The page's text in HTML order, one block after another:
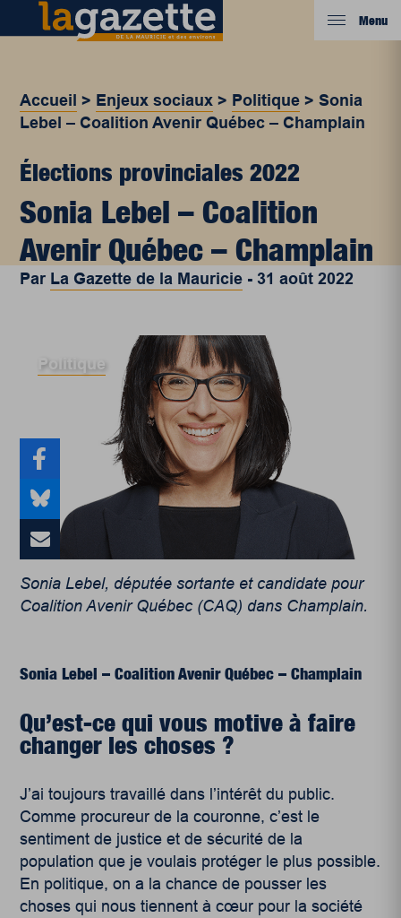
Menu
Accueil > Enjeux sociaux > Politique >Sonia
Lebel – Coalition Avenir Québec – Champlain
Élections provinciales 2022
Sonia Lebel – Coalition
Avenir Québec – Champlain
Par La Gazette de la Mauricie -31 août 2022
Politique
Sonia Lebel, députée sortante et candidate pour
Coalition Avenir Québec (CAQ) dans Champlain.
Sonia Lebel – Coalition Avenir Québec – Champlain
Qu’est-ce qui vous motive à faire
changer les choses ?
J’ai toujours travaillé dans l’intérêt du public.
Comme procureur de la couronne, c’est le
sentiment de justice et de sécurité de la
population que je voulais protéger le plus possible.
En politique, on a la chance de pousser les
choses qui nous tiennent à cœur pour la société